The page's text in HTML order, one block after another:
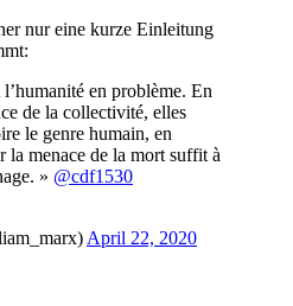
nur eine kurze Einleitung
en problème. En
de la collectivité, elles
le genre humain, en
la menace de la mort suffit à
» @cdf1530
April 22, 2020